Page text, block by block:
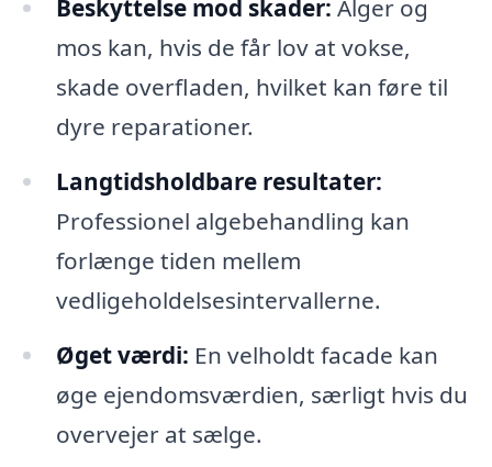
Beskyttelse mod skader: Alger og
mos kan, hvis de får lov at vokse,
skade overfladen, hvilket kan føre til
dyre reparationer.
Langtidsholdbare resultater:
Professionel algebehandling kan
forlænge tiden mellem
vedligeholdelsesintervallerne.
Øget værdi: En velholdt facade kan
øge ejendomsværdien, særligt hvis du
overvejer at sælge.